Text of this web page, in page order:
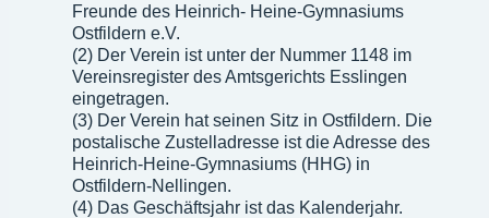
Freunde des Heinrich- Heine-Gymnasiums
Ostfildern e.V.
(2) Der Verein ist unter der Nummer 1148 im
Vereinsregister des Amtsgerichts Esslingen
eingetragen.
(3) Der Verein hat seinen Sitz in Ostfildern. Die
postalische Zustelladresse ist die Adresse des
Heinrich-Heine-Gymnasiums (HHG) in
Ostfildern-Nellingen.
(4) Das Geschäftsjahr ist das Kalenderjahr.